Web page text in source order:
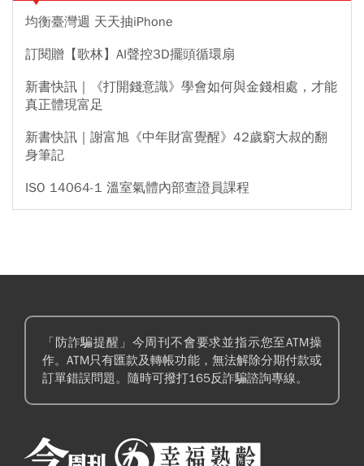
均衡臺灣週 天天抽iPhone
訂閱贈【歌林】AI聲控3D擺頭循環扇
新書快訊｜《打開錢意識》學會如何與金錢相處，才能
真正體現富足
新書快訊｜謝富旭《中年財富覺醒》42歲窮大叔的翻
身筆記
ISO 14064-1 溫室氣體內部查證員課程
「防詐騙提醒」今周刊不會要求並指示您至ATM操
作。ATM只有匯款及轉帳功能，無法解除分期付款或
訂單錯誤問題。隨時可撥打165反詐騙諮詢專線。